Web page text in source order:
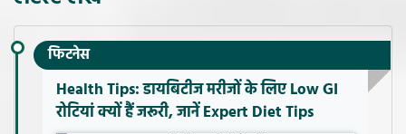
फिटनेस
Health Tips: डायबिटीज मरीजों के लिए Low GI
रोटियां क्यों हैं जरूरी, जानें Expert Diet Tips